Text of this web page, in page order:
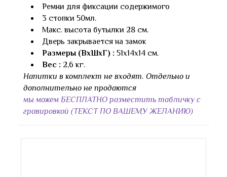
Ремни для фиксации содержимого
3 стопки 50мл.
Макс. высота бутылки 28 см.
Дверь закрывается на замок
Размеры (ВхШхГ) : 51х14х14 см.
Вес : 2,6 кг.
Напитки в комплект не входят. Отдельно и
дополнительно не продаются
мы можем БЕСПЛАТНО разместить табличку с
гравировкой (ТЕКСТ ПО ВАШЕМУ ЖЕЛАНИЮ)